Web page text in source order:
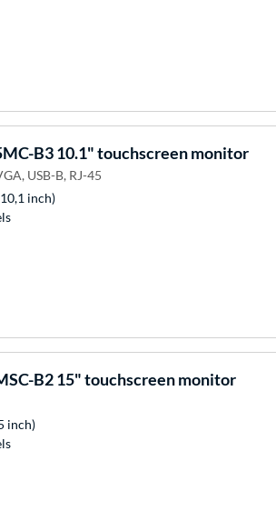
B3 10.1" touchscreen monitor
USB-B, RJ-45
inch)
B2 15" touchscreen monitor
inch)